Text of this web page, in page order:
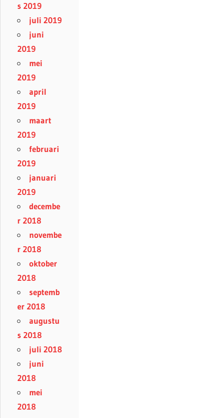
s 2019
juli 2019
juni
2019
mei
2019
april
2019
maart
2019
februari
2019
januari
2019
decembe
r 2018
novembe
r 2018
oktober
2018
septemb
er 2018
augustu
s 2018
juli 2018
juni
2018
mei
2018